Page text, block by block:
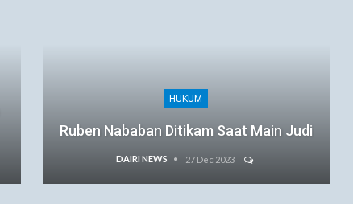
HUKUM
Ruben Nababan Ditikam Saat Main Judi
DAIRI NEWS 27 Dec 2023